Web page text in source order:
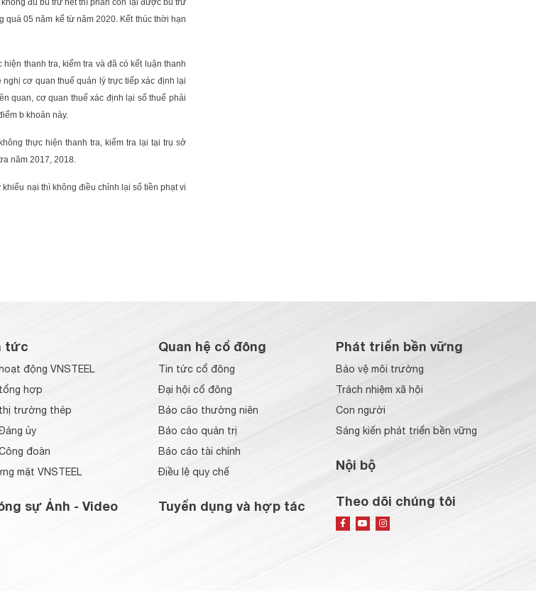
05 năm kể từ năm 2020. Kết thúc thời hạn
thanh tra, kiểm tra và đã có kết luận thanh
cơ quan thuế quản lý trực tiếp xác định lại
quan, cơ quan thuế xác định lại số thuế phải
b khoản này.
thực hiện thanh tra, kiểm tra lại tại trụ sở
năm 2017, 2018.
nại thì không điều chỉnh lại số tiền phạt vi
tức
động VNSTEEL
hợp
trường thép
ủy
đoàn
mặt VNSTEEL
sự Ảnh - Video
Quan hệ cổ đông
Tin tức cổ đông
Đại hội cổ đông
Báo cáo thường niên
Báo cáo quản trị
Báo cáo tài chính
Điều lệ quy chế
Tuyển dụng và hợp tác
Phát triển bền vững
Bảo vệ môi trường
Trách nhiệm xã hội
Con người
Sáng kiến phát triển bền vững
Nội bộ
Theo dõi chúng tôi